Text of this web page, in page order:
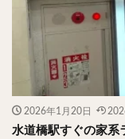
2026年1月20日
水道橋駅すぐの家系